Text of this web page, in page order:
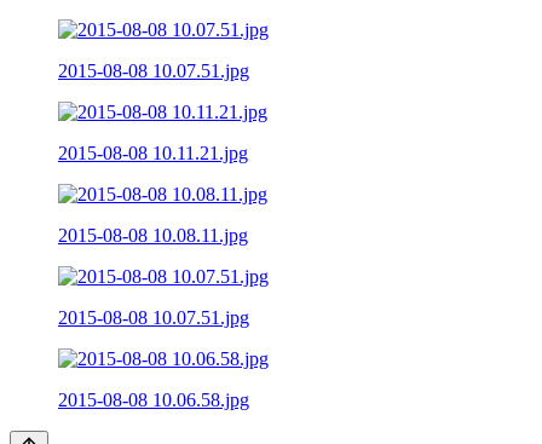
2015-08-08 10.07.51.jpg
2015-08-08 10.11.21.jpg
2015-08-08 10.08.11.jpg
2015-08-08 10.07.51.jpg
2015-08-08 10.06.58.jpg